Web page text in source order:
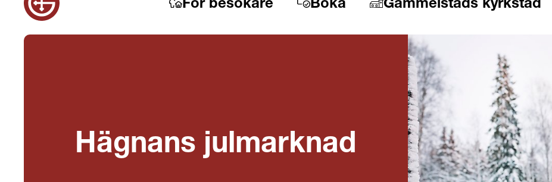
För besökare Boka Gammelstads kyrkstad
Hägnans julmarknad